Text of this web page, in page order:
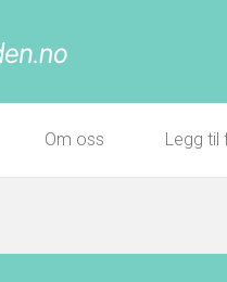
Om oss Legg til